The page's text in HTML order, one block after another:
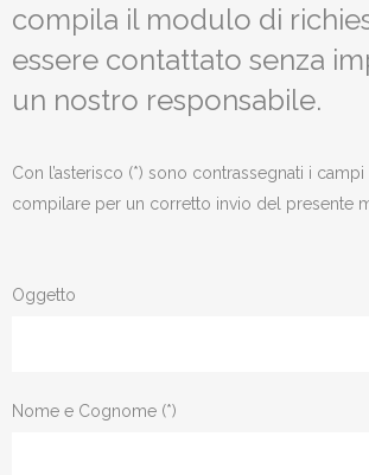
compila il modulo di
essere contattato senza
un nostro responsabile.
Con l’asterisco (*) sono contrassegnati i
compilare per un corretto invio del presente
Oggetto
Nome e Cognome (*)